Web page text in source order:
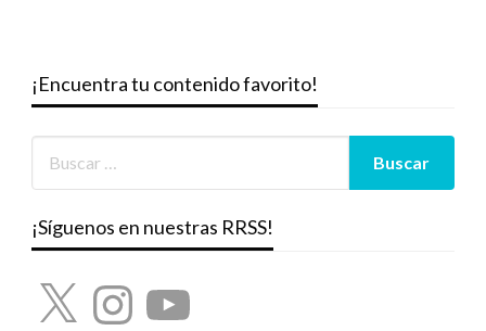
¡Encuentra tu contenido favorito!
¡Síguenos en nuestras RRSS!
X InstagramYouTube